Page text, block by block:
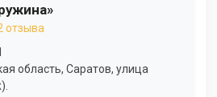
отзыва
область, Саратов, улица